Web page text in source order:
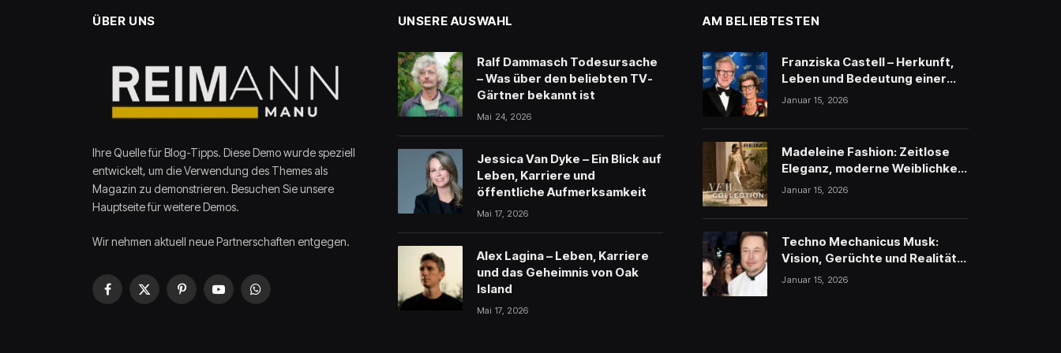
ÜBER UNS
Ihre Quelle für Blog-Tipps. Diese Demo wurde speziell
entwickelt, um die Verwendung des Themes als
Magazin zu demonstrieren. Besuchen Sie unsere
Hauptseite für weitere Demos.
Wir nehmen aktuell neue Partnerschaften entgegen.
Facebook
X
PinterestYouTubeWhatsApp
UNSERE AUSWAHL
Ralf Dammasch Todesursache
– Was über den beliebten TV-
Gärtner bekannt ist
Mai 24, 2026
Jessica Van Dyke – Ein Blick auf
Leben, Karriere und
öffentliche Aufmerksamkeit
Mai 17, 2026
Alex Lagina – Leben, Karriere
und das Geheimnis von Oak
Island
Mai 17, 2026
AM BELIEBTESTEN
Franziska Castell – Herkunft,
Leben und Bedeutung einer
traditionsreichen
Januar 15, 2026
Madeleine Fashion: Zeitlose
Eleganz, moderne Weiblichkeit
und stilvolle Inspiration
Januar 15, 2026
Techno Mechanicus Musk:
Vision, Gerüchte und Realität
hinter Elon Musks
Januar 15, 2026